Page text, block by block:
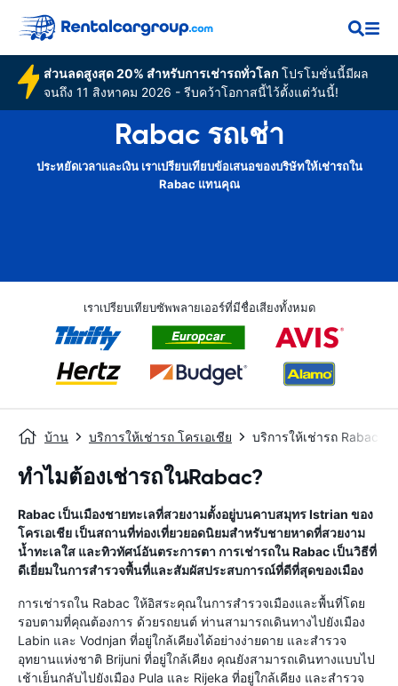
ส่วนลดสูงสุด 20% สำหรับการเช่ารถทั่วโลกโปรโมชั่นนี้มีผล
จนถึง 11 สิงหาคม 2026 - รีบคว้าโอกาสนี้ไว้ตั้งแต่วันนี้!
Rabac รถเช่า
ประหยัดเวลาและเงิน เราเปรียบเทียบข้อเสนอของบริษัทให้เช่ารถใน
Rabac แทนคุณ
เราเปรียบเทียบซัพพลายเออร์ที่มีชื่อเสียงทั้งหมด
บ้าน บริการให้เช่ารถ โครเอเชีย บริการให้เช่ารถ Rabac
ทำไมต้องเช่ารถในRabac?
Rabac เป็นเมืองชายทะเลที่สวยงามตั้งอยู่บนคาบสมุทร Istrian ของ
โครเอเชีย เป็นสถานที่ท่องเที่ยวยอดนิยมสำหรับชายหาดที่สวยงาม
น้ำทะเลใส และทิวทัศน์อันตระการตา การเช่ารถใน Rabac เป็นวิธีที่
ดีเยี่ยมในการสำรวจพื้นที่และสัมผัสประสบการณ์ที่ดีที่สุดของเมือง
การเช่ารถใน Rabac ให้อิสระคุณในการสำรวจเมืองและพื้นที่โดย
รอบตามที่คุณต้องการ ด้วยรถยนต์ ท่านสามารถเดินทางไปยังเมือง
Labin และ Vodnjan ที่อยู่ใกล้เคียงได้อย่างง่ายดาย และสำรวจ
อุทยานแห่งชาติ Brijuni ที่อยู่ใกล้เคียง คุณยังสามารถเดินทางแบบไป
เช้าเย็นกลับไปยังเมือง Pula และ Rijeka ที่อยู่ใกล้เคียง และสำรวจ